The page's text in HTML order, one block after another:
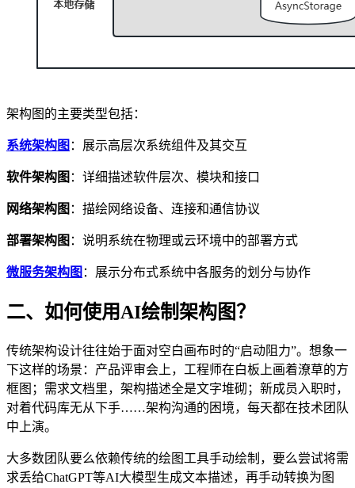
架构图的主要类型包括：
系统架构图 ：展示高层次系统组件及其交互
软件架构图 ：详细描述软件层次、模块和接口
网络架构图 ：描绘网络设备、连接和通信协议
部署架构图 ：说明系统在物理或云环境中的部署方式
微服务架构图 ：展示分布式系统中各服务的划分与协作
二、如何使用AI绘制架构图？
传统架构设计往往始于面对空白画布时的“启动阻力”。想象一
下这样的场景：产品评审会上，工程师在白板上画着潦草的方
框图；需求文档里，架构描述全是文字堆砌；新成员入职时，
对着代码库无从下手……架构沟通的困境，每天都在技术团队
中上演。
大多数团队要么依赖传统的绘图工具手动绘制，要么尝试将需
求丢给ChatGPT等AI大模型生成文本描述，再手动转换为图